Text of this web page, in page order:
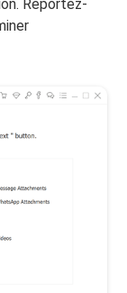
Reportez-